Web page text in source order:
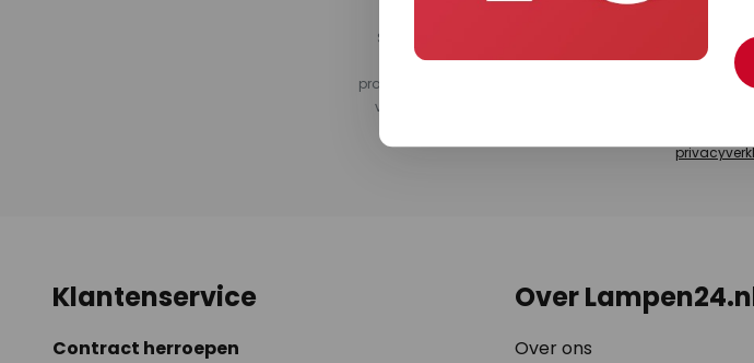
Schrijf je in voor onze Lampen24.nl nieuwsbrief en
ventilatoren, LED-verlichting, smart home producten
productaanbevelingen en inspiratieve content. Als een
vragen we je feedback na een aankoop. Je kan ten
Klantenservice
Contract herroepen
Over
Over ons